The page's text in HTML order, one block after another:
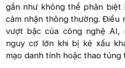
gần như không thể phân biệt
cảm nhận thông thường. Điều
vượt bậc của công nghệ AI,
nguy cơ lớn khi bị kẻ xấu
mạo danh tính hoặc thao túng